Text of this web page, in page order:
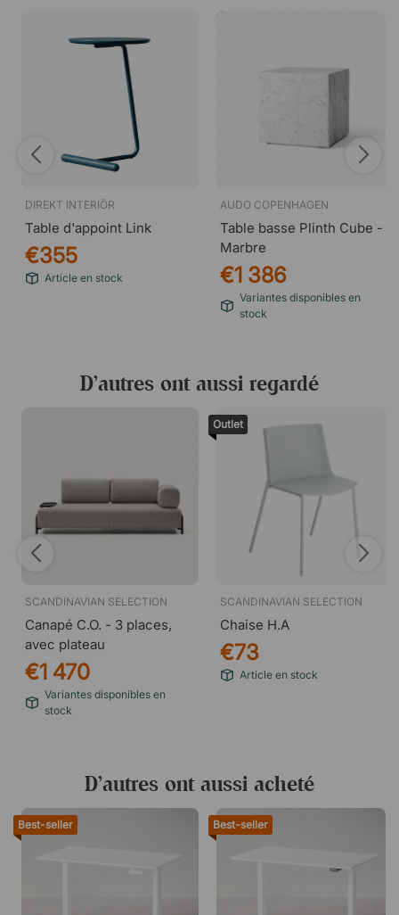
DIREKT INTERIÖR
Table d'appoint Link
€355
Article en stock
AUDO COPENHAGEN
Table basse Plinth Cube -
Marbre
€1 386
Variantes disponibles en
stock
D’autres ont aussi regardé
SCANDINAVIAN SELECTION
Canapé C.O. - 3 places,
avec plateau
€1 470
Variantes disponibles en
stock
Outlet
SCANDINAVIAN SELECTION
Chaise H.A
€73
Article en stock
D’autres ont aussi acheté
Best-seller Best-seller